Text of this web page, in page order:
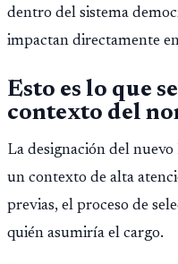
dentro del sistema
impactan directamente
Esto es lo que
contexto del
La designación del nuevo
un contexto de alta
previas, el proceso de
quién asumiría el cargo.